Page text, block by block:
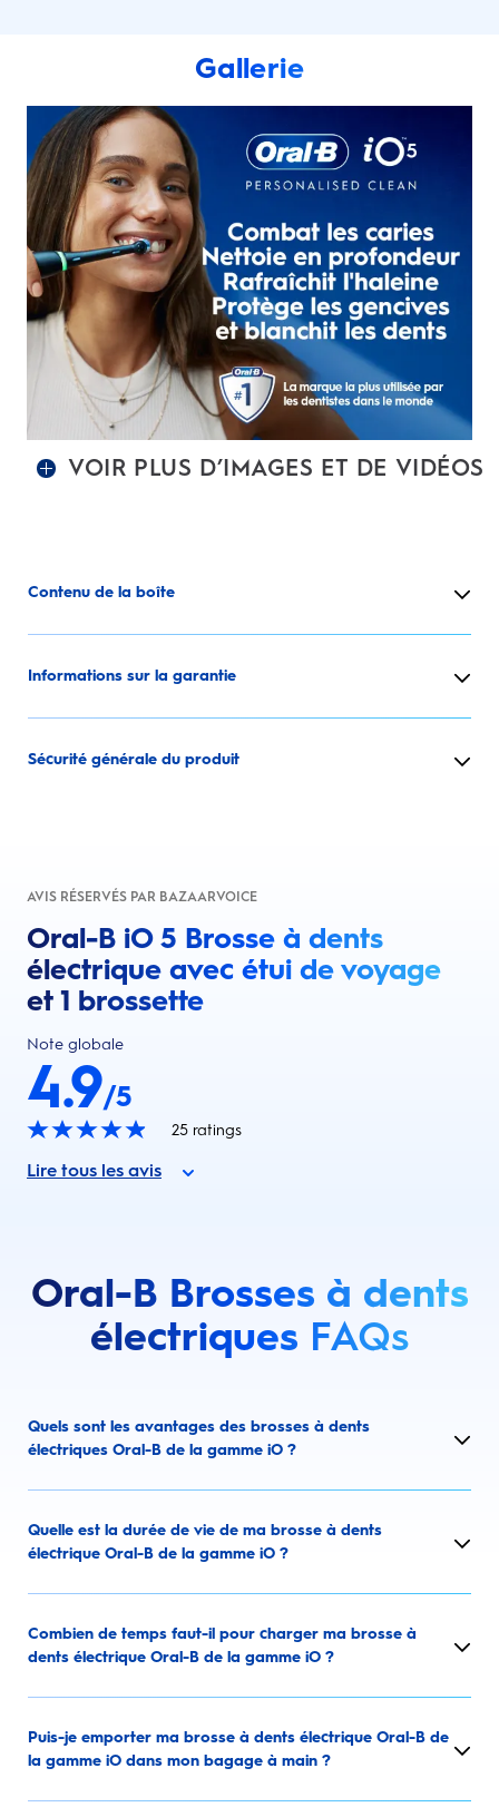
Gallerie
VOIR PLUS D’IMAGES ET DE VIDÉOS
Contenu de la boîte
Informations sur la garantie
Sécurité générale du produit
AVIS RÉSERVÉS PAR BAZAARVOICE
Oral-B iO 5 Brosse à dents
électrique avec étui de voyage
et 1 brossette
Note globale
4.9/5
25 ratings
Lire tous les avis
Oral-B Brosses à dents
électriques FAQs
Quels sont les avantages des brosses à dents
électriques Oral-B de la gamme iO ?
Quelle est la durée de vie de ma brosse à dents
électrique Oral-B de la gamme iO ?
Combien de temps faut-il pour charger ma brosse à
dents électrique Oral-B de la gamme iO ?
Puis-je emporter ma brosse à dents électrique Oral-B de
la gamme iO dans mon bagage à main ?